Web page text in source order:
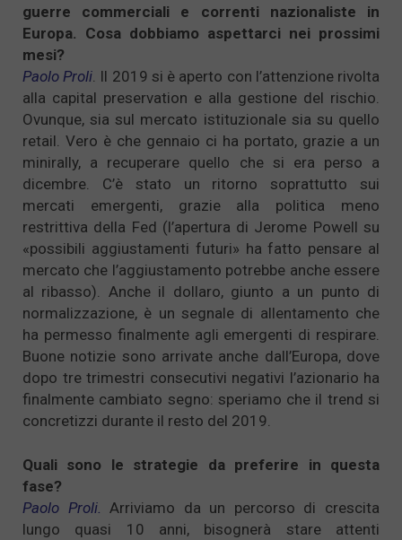
guerre commerciali e correnti nazionaliste in
Europa. Cosa dobbiamo aspettarci nei prossimi
mesi?
Paolo Proli . Il 2019 si è aperto con l’attenzione rivolta
alla capital preservation e alla gestione del rischio.
Ovunque, sia sul mercato istituzionale sia su quello
retail. Vero è che gennaio ci ha portato, grazie a un
minirally, a recuperare quello che si era perso a
dicembre. C’è stato un ritorno soprattutto sui
mercati emergenti, grazie alla politica meno
restrittiva della Fed (l’apertura di Jerome Powell su
«possibili aggiustamenti futuri» ha fatto pensare al
mercato che l’aggiustamento potrebbe anche essere
al ribasso). Anche il dollaro, giunto a un punto di
normalizzazione, è un segnale di allentamento che
ha permesso finalmente agli emergenti di respirare.
Buone notizie sono arrivate anche dall’Europa, dove
dopo tre trimestri consecutivi negativi l’azionario ha
finalmente cambiato segno: speriamo che il trend si
concretizzi durante il resto del 2019.
Quali sono le strategie da preferire in questa
fase?
Paolo Proli. Arriviamo da un percorso di crescita
lungo quasi 10 anni, bisognerà stare attenti